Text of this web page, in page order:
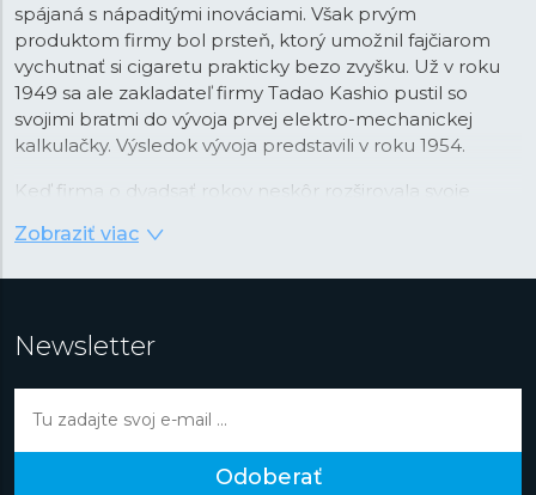
spájaná s nápaditými inováciami. Však prvým
produktom firmy bol prsteň, ktorý umožnil fajčiarom
vychutnať si cigaretu prakticky bezo zvyšku. Už v roku
1949 sa ale zakladateľ firmy Tadao Kashio pustil so
svojimi bratmi do vývoja prvej elektro-mechanickej
kalkulačky. Výsledok vývoja predstavili v roku 1954.
Keď firma o dvadsať rokov neskôr rozširovala svoje
tom čase prechádzali revolúciou v podobe nástupu
pokročilej technológie integrovaných obvodov vyvinutej
kalendárom, ktorý správne nastavoval dátum v kratších
a dlhších mesiacoch. Rýchlo potom hodinky Casio
dostali ďalšie pokročilé funkcie ako večný kalendár so
Zobraziť viac
Newsletter
Odoberať